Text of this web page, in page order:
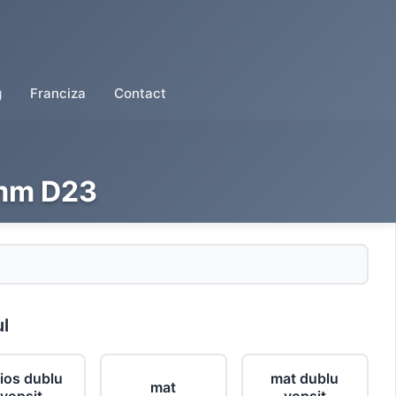
Franciza Contact
D23
dublu
mat
mat dublu